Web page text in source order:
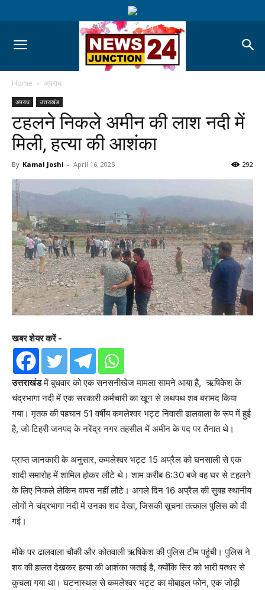
Home अपराध
अपराध उत्तराखंड
टहलने निकले अमीन की लाश नदी में
मिली, हत्या की आशंका
By Kamal Joshi - April 16, 2025 292
खबर शेयर करें -
उत्तराखंडमें बुधवार को एक सनसनीखेज मामला सामने आया है, ऋषिकेश के
चंद्रभागा नदी में एक सरकारी कर्मचारी का खून से लथपथ शव बरामद किया
गया। मृतक की पहचान 51 वर्षीय कमलेश्वर भट्ट निवासी ढालवाला के रूप में हुई
है, जो टिहरी जनपद के नरेंद्र नगर तहसील में अमीन के पद पर तैनात थे।
प्राप्त जानकारी के अनुसार, कमलेश्वर भट्ट 15 अप्रैल को घनसाली से एक
शादी समारोह में शामिल होकर लौटे थे। शाम करीब 6:30 बजे वह घर से टहलने
के लिए निकले लेकिन वापस नहीं लौटे। अगले दिन 16 अप्रैल की सुबह स्थानीय
लोगों ने चंद्रभागा नदी में उनका शव देखा, जिसकी सूचना तत्काल पुलिस को दी
गई।
मौके पर ढालवाला चौकी और कोतवाली ऋषिकेश की पुलिस टीम पहुंची। पुलिस ने
शव की हालत देखकर हत्या की आशंका जताई है, क्योंकि सिर को भारी पत्थर से
कुचला गया था। घटनास्थल से कमलेश्वर भट्ट का मोबाइल फोन, एक जोड़ी